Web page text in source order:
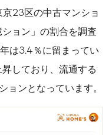
23区の中古マンショ
ョン」の割合を調査
は3.4％に留まってい
しており、流通する
ョンとなっています。